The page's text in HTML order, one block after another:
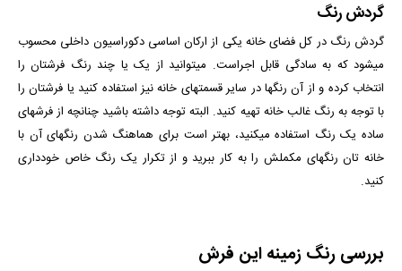
گردش رنگ
گردش رنگ در کل فضای خانه یکی از ارکان اساسی دکوراسیون داخلی محسوب
می­شود که به سادگی قابل اجراست. می­توانید از یک یا چند رنگ فرش­تان را
انتخاب کرده و از آن رنگ­ها در سایر قسمت­های خانه نیز استفاده کنید یا فرشتان را
با توجه به رنگ غالب خانه تهیه کنید. البته توجه داشته باشید چنانچه از فرش­های
ساده یک رنگ استفاده می­کنید، بهتر است برای هماهنگ شدن رنگ­های آن با
خانه­ تان رنگ­های مکملش را به کار ببرید و از تکرار یک رنگ خاص خودداری
کنید.
بررسی رنگ زمینه این فرش